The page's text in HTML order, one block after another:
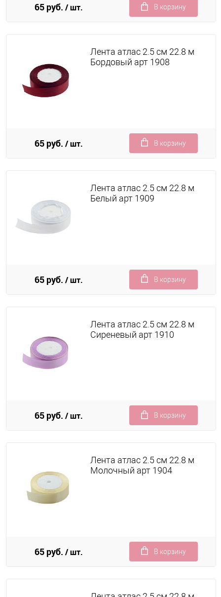
65 руб. / шт. В корзину
Лента атлас 2.5 см 22.8 м
Бордовый арт 1908
65 руб. / шт. В корзину
Лента атлас 2.5 см 22.8 м
Белый арт 1909
65 руб. / шт. В корзину
Лента атлас 2.5 см 22.8 м
Сиреневый арт 1910
65 руб. / шт. В корзину
Лента атлас 2.5 см 22.8 м
Молочный арт 1904
65 руб. / шт. В корзину